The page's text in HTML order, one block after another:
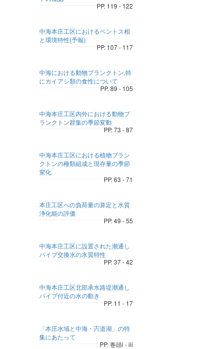
PP. 119 - 122
中海本庄工区におけるベントス相
と環境特性(予報)
PP. 107 - 117
中海における動物プランクトン,特
にカイアシ類の食性について
PP. 89 - 105
中海本庄工区内外における動物プ
ランクトン群集の季節変動
PP. 73 - 87
中海本庄工区における植物プラン
クトンの種類組成と現存量の季節
変化
PP. 63 - 71
本庄工区への負荷量の算定と水質
浄化能の評価
PP. 49 - 55
中海本庄工区に設置された潮通し
パイプ交換水の水質特性
PP. 37 - 42
中海本庄工区北部承水路堤潮通し
パイプ付近の水の動き
PP. 11 - 17
「本庄水域と中海・宍道湖」の特
集にあたって
PP. 巻頭i - iii